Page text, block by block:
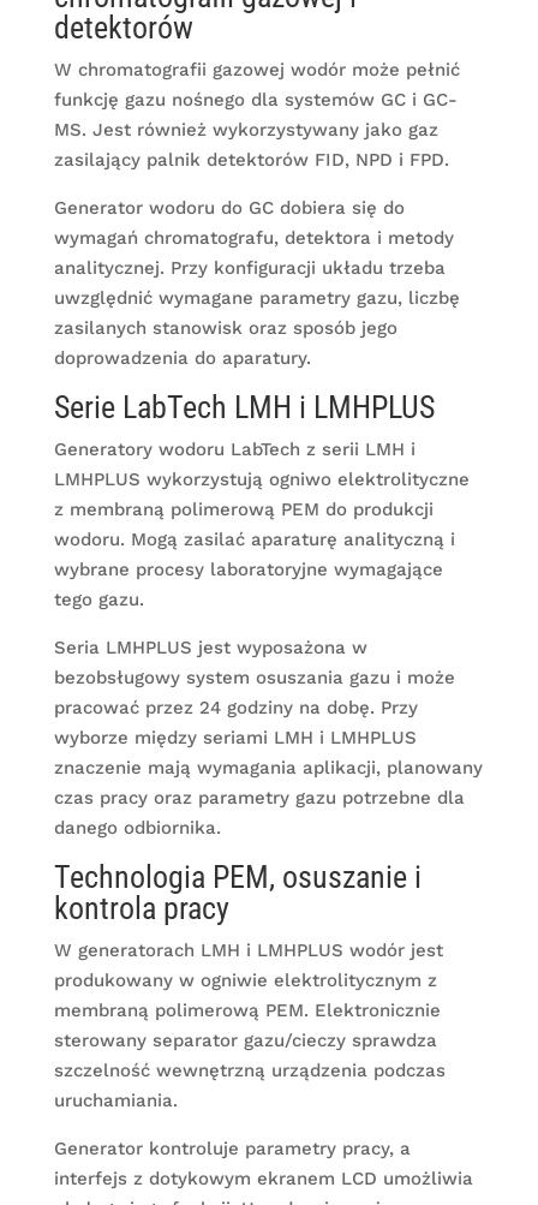
detektorów
W chromatografii gazowej wodór może pełnić
funkcję gazu nośnego dla systemów GC i GC-
MS. Jest również wykorzystywany jako gaz
zasilający palnik detektorów FID, NPD i FPD.
Generator wodoru do GC dobiera się do
wymagań chromatografu, detektora i metody
analitycznej. Przy konfiguracji układu trzeba
uwzględnić wymagane parametry gazu, liczbę
zasilanych stanowisk oraz sposób jego
doprowadzenia do aparatury.
Serie LabTech LMH i LMHPLUS
Generatory wodoru LabTech z serii LMH i
LMHPLUS wykorzystują ogniwo elektrolityczne
z membraną polimerową PEM do produkcji
wodoru. Mogą zasilać aparaturę analityczną i
wybrane procesy laboratoryjne wymagające
tego gazu.
Seria LMHPLUS jest wyposażona w
bezobsługowy system osuszania gazu i może
pracować przez 24 godziny na dobę. Przy
wyborze między seriami LMH i LMHPLUS
znaczenie mają wymagania aplikacji, planowany
czas pracy oraz parametry gazu potrzebne dla
danego odbiornika.
Technologia PEM, osuszanie i
kontrola pracy
W generatorach LMH i LMHPLUS wodór jest
produkowany w ogniwie elektrolitycznym z
membraną polimerową PEM. Elektronicznie
sterowany separator gazu/cieczy sprawdza
szczelność wewnętrzną urządzenia podczas
uruchamiania.
Generator kontroluje parametry pracy, a
interfejs z dotykowym ekranem LCD umożliwia